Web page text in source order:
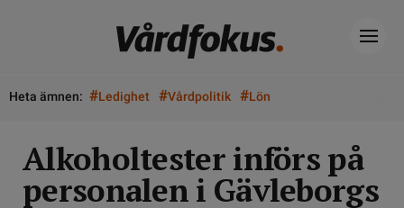
Heta ämnen: #Ledighet #Vårdpolitik #Lön
Alkoholtester införs på
personalen i Gävleborgs